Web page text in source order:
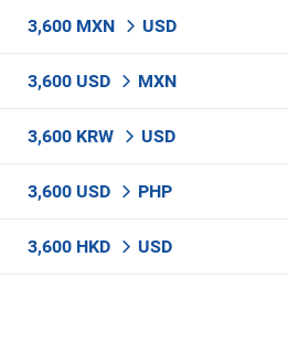
3,600 MXN USD
3,600 USD MXN
3,600 KRW USD
3,600 USD PHP
3,600 HKD USD